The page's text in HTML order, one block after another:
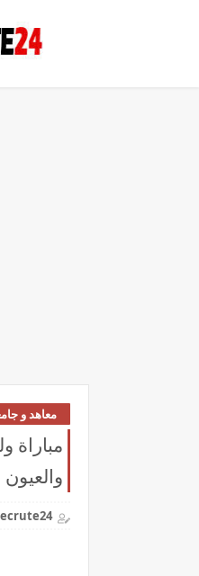
معاهد و
مباراة
والعيون 2022 ITPM آخر أجل 20 يوليوز 2022